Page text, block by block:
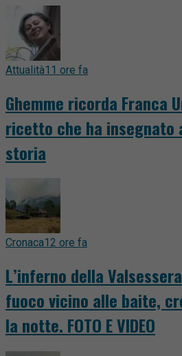
Attualità11 ore fa
Ghemme ricorda Franca
ricetto che ha insegnato
storia
Cronaca12 ore fa
L’inferno della
fuoco vicino alle baite,
la notte. FOTO E VIDEO